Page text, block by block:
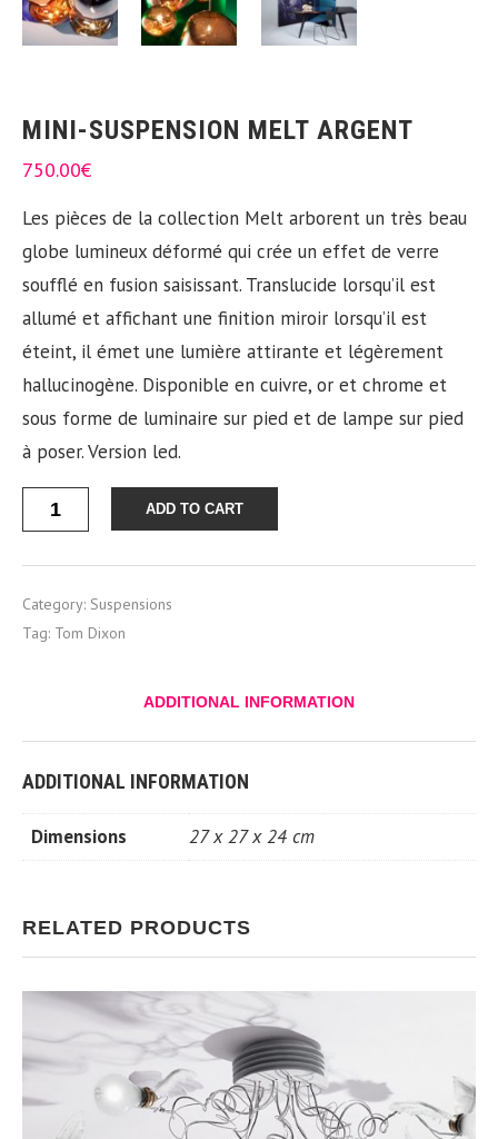
MINI-SUSPENSION MELT ARGENT
750.00€
Les pièces de la collection Melt arborent un très beau
globe lumineux déformé qui crée un effet de verre
soufflé en fusion saisissant. Translucide lorsqu’il est
allumé et affichant une finition miroir lorsqu’il est
éteint, il émet une lumière attirante et légèrement
hallucinogène. Disponible en cuivre, or et chrome et
sous forme de luminaire sur pied et de lampe sur pied
à poser. Version led.
Quantity
ADD TO CART
Category: Suspensions
Tag: Tom Dixon
ADDITIONAL INFORMATION
ADDITIONAL INFORMATION
Dimensions 27 x 27 x 24 cm
RELATED PRODUCTS